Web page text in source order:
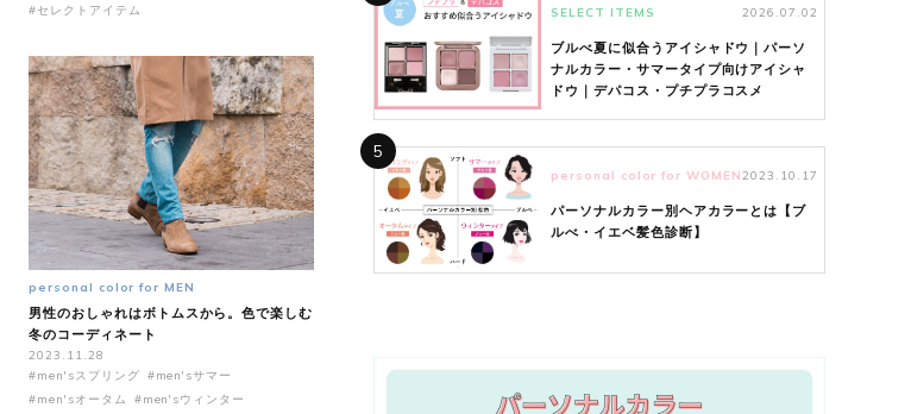
#セレクトアイテム
personal color for MEN
男性のおしゃれはボトムスから。色で楽しむ
冬のコーディネート
2023.11.28
#men'sスプリング #men'sサマー
#men'sオータム
#men'sウィンター
SELECT ITEMS 2026.07.02
ブルべ夏に似合うアイシャドウ｜パーソ
ナルカラー・サマータイプ向けアイシャ
ドウ｜デパコス・プチプラコスメ
5
personal color for WOMEN2023.10.17
パーソナルカラー別ヘアカラーとは【ブ
ルべ・イエベ髪色診断】